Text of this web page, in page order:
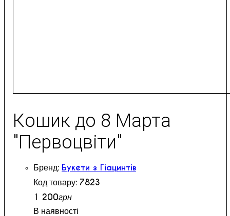
Кошик до 8 Марта
"Первоцвіти"
Букети з Гіацинтів
7823
1 200грн
В наявності